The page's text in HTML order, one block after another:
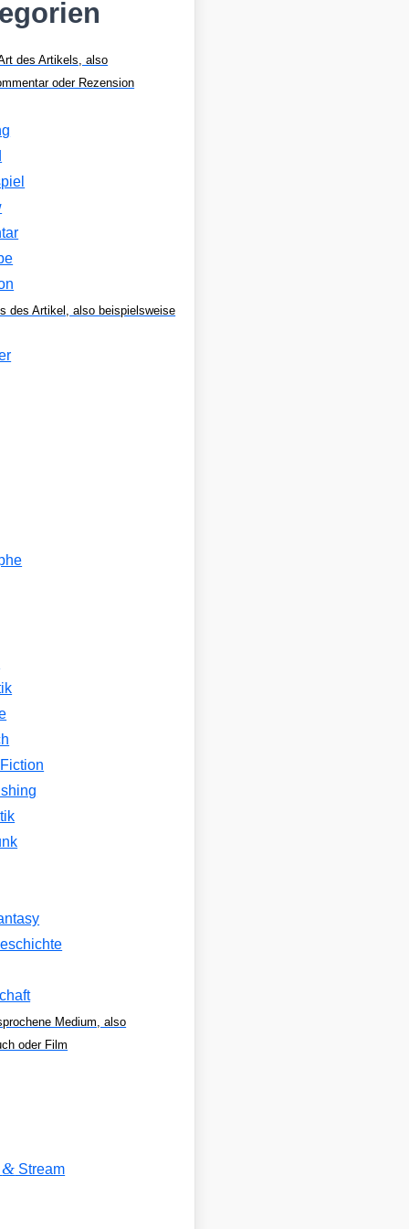
des Artikels, also
oder Rezension
des Artikel, also beispielsweise
Medium, also
oder Film
& Stream